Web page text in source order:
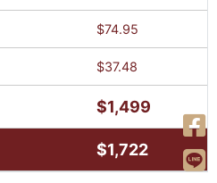
$74.95
$37.48
$1,499
$1,722